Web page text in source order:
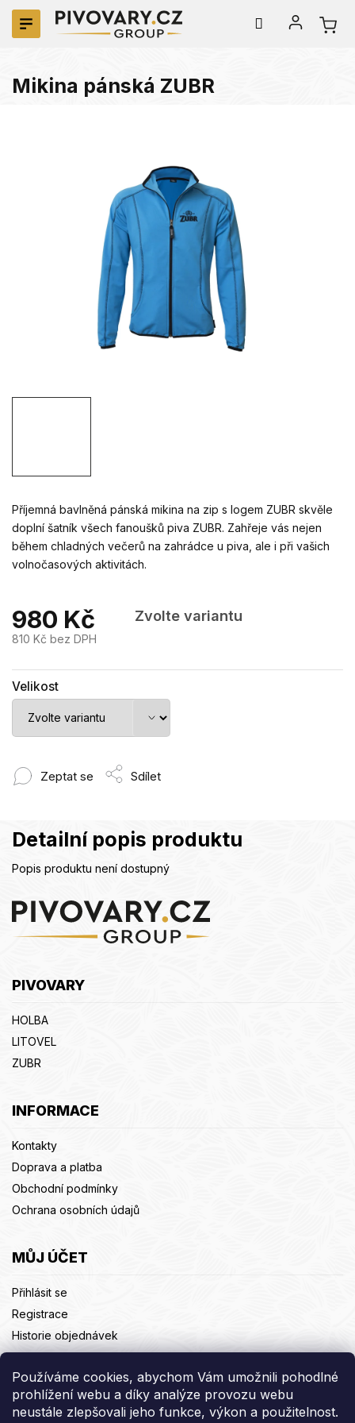
Používáme cookies, abychom Vám umožnili pohodlné
prohlížení webu a díky analýze provozu webu
neustále zlepšovali jeho funkce, výkon a použitelnost.
Přejít
Mikina pánská ZUBR
980 Kč Zvolte variantu
810 Kč bez DPH
Velikost
Příjemná bavlněná pánská mikina na zip s logem ZUBR skvěle
doplní šatník všech fanoušků piva ZUBR. Zahřeje vás nejen
během chladných večerů na zahrádce u piva, ale i při vašich
volnočasových aktivitách.
Zeptat se Sdílet
Detailní popis produktu
Popis produktu není dostupný
PIVOVARY
HOLBA
LITOVEL
ZUBR
INFORMACE
Kontakty
Doprava a platba
Obchodní podmínky
Ochrana osobních údajů
MŮJ ÚČET
Přihlásit se
Registrace
Historie objednávek
Adresy
Odhlásit se